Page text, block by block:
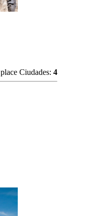
place Ciudades: 4